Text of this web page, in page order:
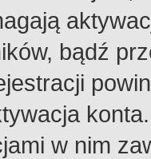
bądź
w nim